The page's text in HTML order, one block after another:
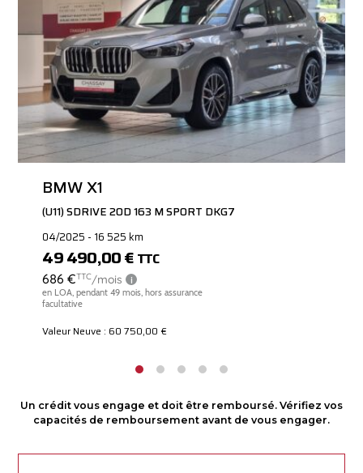
BMW X1
(U11) SDRIVE 20D 163 M SPORT DKG7
04/2025 - 16 525 km
49 490,00 € TTC
Valeur Neuve : 60 750,00 €
Un crédit vous engage et doit être remboursé. Vérifiez vos
capacités de remboursement avant de vous engager.